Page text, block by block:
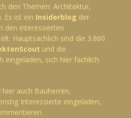
den Themen: Architektur,
Es ist ein Insiderblog der
den interessierten
Hauptsächlich sind die 3.860
und die
eingeladen, sich hier fachlich
auch Bauherren,
Interessierte eingeladen,